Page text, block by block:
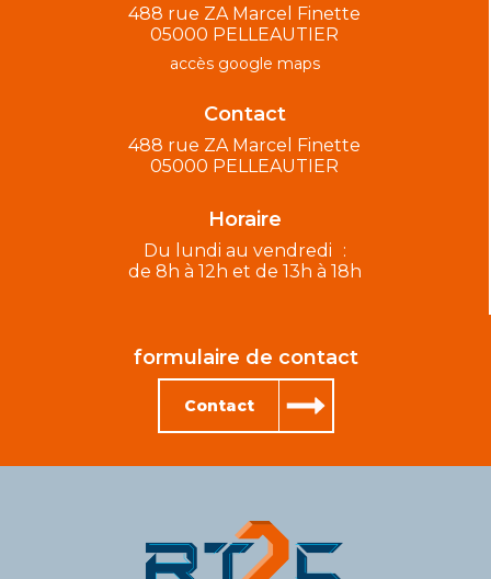
488 rue ZA Marcel Finette
05000 PELLEAUTIER
accès google maps
Contact
488 rue ZA Marcel Finette
05000 PELLEAUTIER
Horaire
Du lundi au vendredi :
de 8h à 12h et de 13h à 18h
formulaire de contact
Contact